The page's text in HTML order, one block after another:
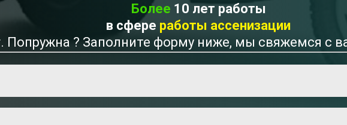
Более 10 лет работы
в сфере работы ассенизации
Попружна ? Заполните форму ниже, мы свяжемся с